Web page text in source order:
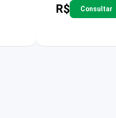
R$ Consultar